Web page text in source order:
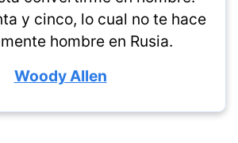
y cinco, lo cual no te hace
hombre en Rusia.
Woody Allen